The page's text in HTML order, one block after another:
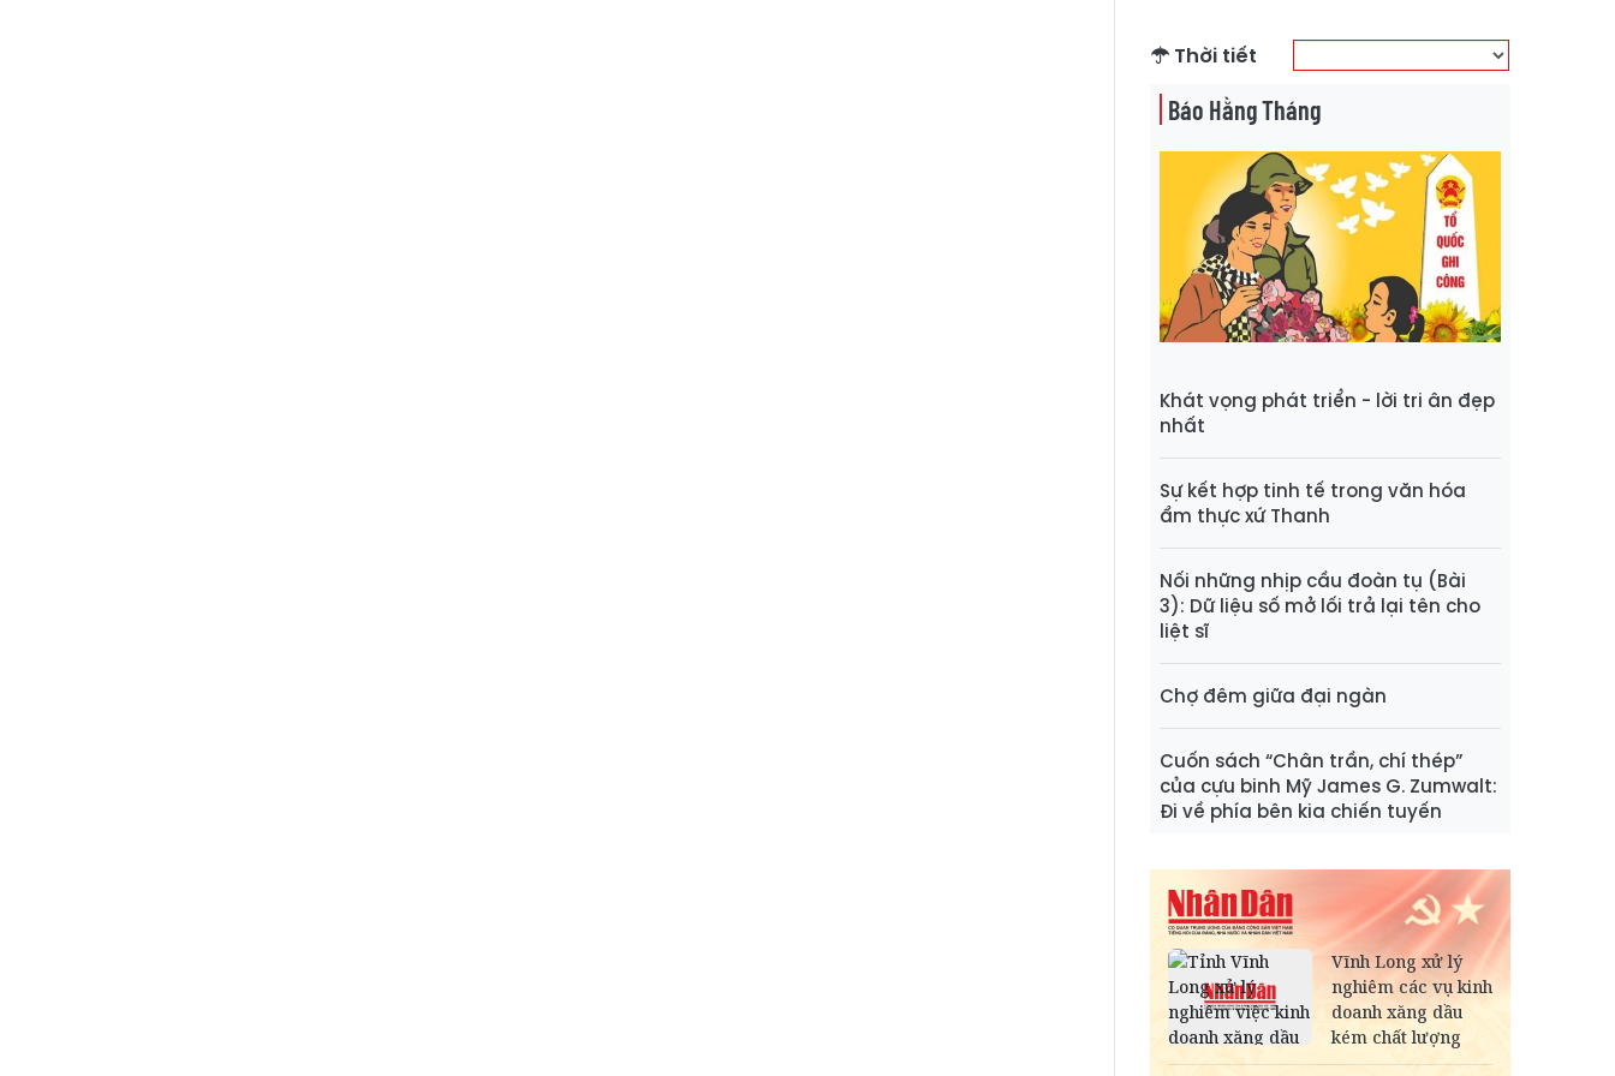
Thời tiết
Báo Hằng Tháng
Khát vọng phát triển - lời tri ân đẹp
nhất
Sự kết hợp tinh tế trong văn hóa
ẩm thực xứ Thanh
Nối những nhịp cầu đoàn tụ (Bài
3): Dữ liệu số mở lối trả lại tên cho
liệt sĩ
Chợ đêm giữa đại ngàn
Cuốn sách “Chân trần, chí thép”
của cựu binh Mỹ James G. Zumwalt:
Đi về phía bên kia chiến tuyến